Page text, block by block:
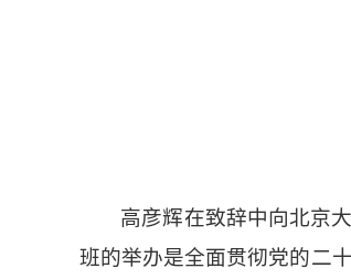
高彦辉在致辞中向北京
班的举办是全面贯彻党的二